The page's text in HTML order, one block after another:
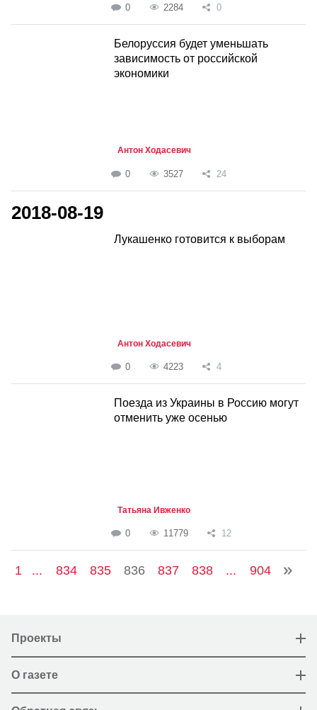
0 2284 0
Белоруссия будет уменьшать
зависимость от российской
экономики
Антон Ходасевич
0 3527 24
2018-08-19
Лукашенко готовится к выборам
Антон Ходасевич
0 4223 4
Поезда из Украины в Россию могут
отменить уже осенью
Татьяна Ивженко
0 11779 12
1 ... 834 835 836 837 838 ... 904
Проекты
О газете